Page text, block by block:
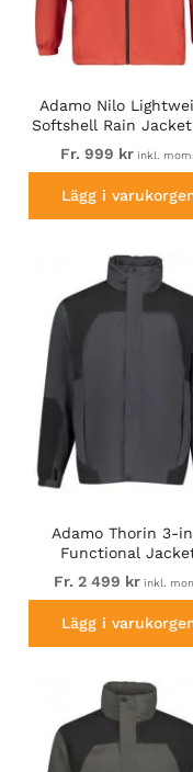
Adamo Nilo
Softshell Rain Jacket
Fr. 999 krinkl.
Lägg i
Adamo Thorin 3-
Functional
Charcoal/Black
Fr. 2 499 krinkl.
Lägg i